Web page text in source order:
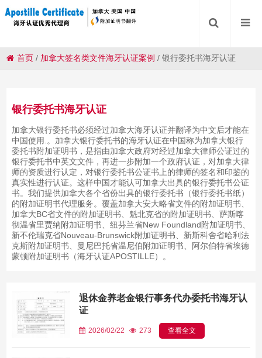
首页 / 加拿大签名类文件海牙认证案例 /银行委托书海牙认证
银行委托书海牙认证
加拿大银行委托书必须经过加拿大海牙认证并翻译为中文后才能在
中国使用.。加拿大银行委托书的海牙认证在中国称为加拿大银行
委托书附加证明书，是指由加拿大政府对经过加拿大律师公证过的
银行委托书中英文文件，再进一步附加一个政府认证，对加拿大律
师的资质进行认定，对银行委托书公证书上的律师的签名和印鉴的
真实性进行认证。这样中国才能认可加拿大出具的银行委托书公证
书。我们提供加拿大各个省份出具的银行委托书（银行委托书纸）
的附加证明书代理服务。覆盖加拿大安大略省文件的附加证明书、
加拿大BC省文件的附加证明书、魁北克省的附加证明书、萨斯喀
彻温省里贾纳附加证明书、纽芬兰省New Foundland附加证明书、
新不伦瑞克省Nouveau-Brunswick附加证明书、新斯科舍省哈利法
克斯附加证明书、曼尼巴托省温尼伯附加证明书、阿尔伯特省埃德
蒙顿附加证明书（海牙认证APOSTILLE）。
退休金养老金银行事务代办委托书海牙认
证
2026/02/22 273 查看全文